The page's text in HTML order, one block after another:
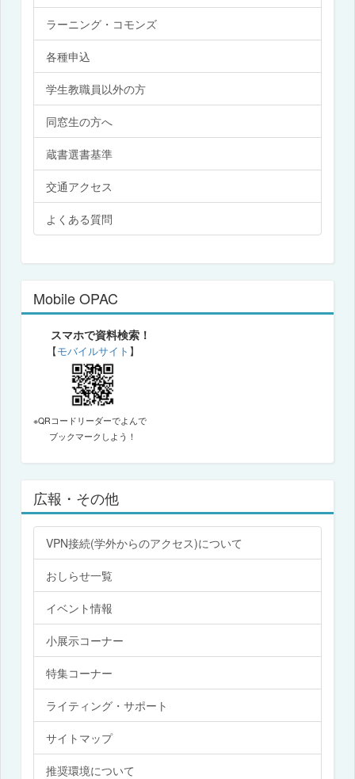
ラーニング・コモンズ
各種申込
学生教職員以外の方
同窓生の方へ
蔵書選書基準
交通アクセス
よくある質問
Mobile OPAC
スマホで資料検索！
【モバイルサイト 】
※QRコードリーダーでよんで
ブックマークしよう！
広報・その他
VPN接続(学外からのアクセス)について
おしらせ一覧
イベント情報
小展示コーナー
特集コーナー
ライティング・サポート
サイトマップ
推奨環境について